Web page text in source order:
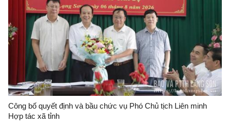
Công bố quyết định và bầu chức vụ Phó Chủ tịch Liên minh
Hợp tác xã tỉnh